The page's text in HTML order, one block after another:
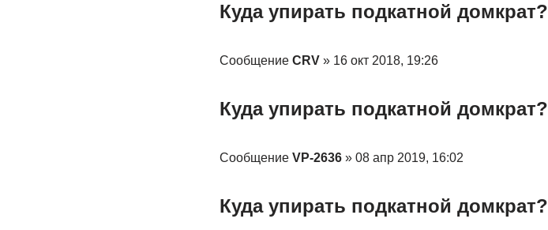
Куда упирать подкатной домкрат?
Сообщение CRV» 16 окт 2018, 19:26
Куда упирать подкатной домкрат?
Сообщение VP-2636» 08 апр 2019, 16:02
Куда упирать подкатной домкрат?